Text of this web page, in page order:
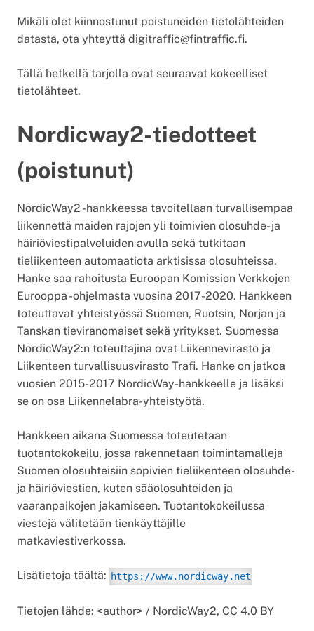
Mikäli olet kiinnostunut poistuneiden tietolähteiden
datasta, ota yhteyttä digitraffic@fintraffic.fi.
Tällä hetkellä tarjolla ovat seuraavat kokeelliset
tietolähteet.
Nordicway2-tiedotteet
(poistunut)
NordicWay2 -hankkeessa tavoitellaan turvallisempaa
liikennettä maiden rajojen yli toimivien olosuhde- ja
häiriöviestipalveluiden avulla sekä tutkitaan
tieliikenteen automaatiota arktisissa olosuhteissa.
Hanke saa rahoitusta Euroopan Komission Verkkojen
Eurooppa -ohjelmasta vuosina 2017-2020. Hankkeen
toteuttavat yhteistyössä Suomen, Ruotsin, Norjan ja
Tanskan tieviranomaiset sekä yritykset. Suomessa
NordicWay2:n toteuttajina ovat Liikennevirasto ja
Liikenteen turvallisuusvirasto Trafi. Hanke on jatkoa
vuosien 2015-2017 NordicWay-hankkeelle ja lisäksi
se on osa Liikennelabra-yhteistyötä.
Hankkeen aikana Suomessa toteutetaan
tuotantokokeilu, jossa rakennetaan toimintamalleja
Suomen olosuhteisiin sopivien tieliikenteen olosuhde-
ja häiriöviestien, kuten sääolosuhteiden ja
vaaranpaikojen jakamiseen. Tuotantokokeilussa
viestejä välitetään tienkäyttäjille
matkaviestiverkossa.
Lisätietoja täältä: https://www.nordicway.net
Tietojen lähde: <author> / NordicWay2, CC 4.0 BY